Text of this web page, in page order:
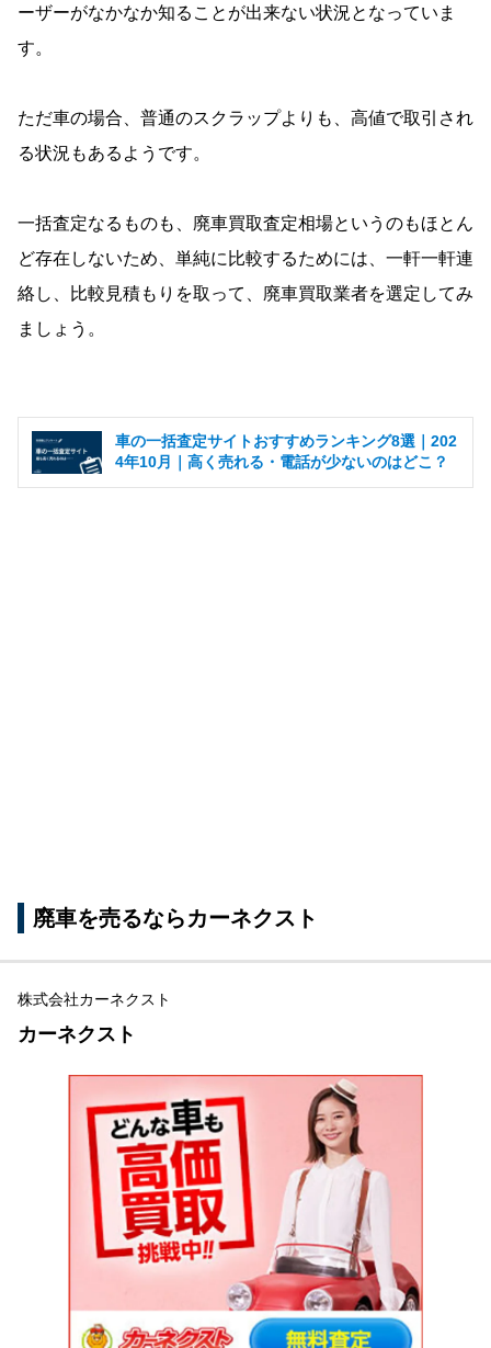
ーザーがなかなか知ることが出来ない状況となっていま
す。
ただ車の場合、普通のスクラップよりも、高値で取引され
る状況もあるようです。
一括査定なるものも、廃車買取査定相場というのもほとん
ど存在しないため、単純に比較するためには、一軒一軒連
絡し、比較見積もりを取って、廃車買取業者を選定してみ
ましょう。
車の一括査定サイトおすすめランキング8選｜202
4年10月｜高く売れる・電話が少ないのはどこ？
廃車を売るならカーネクスト
株式会社カーネクスト
カーネクスト